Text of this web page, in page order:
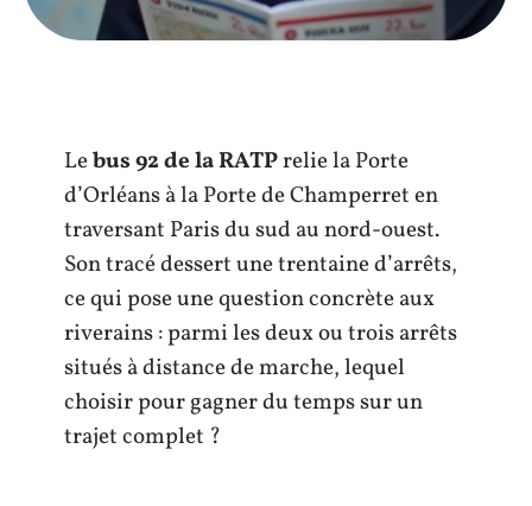
Lebus 92 de la RATPrelie la Porte
d’Orléans à la Porte de Champerret en
traversant Paris du sud au nord-ouest.
Son tracé dessert une trentaine d’arrêts,
ce qui pose une question concrète aux
riverains : parmi les deux ou trois arrêts
situés à distance de marche, lequel
choisir pour gagner du temps sur un
trajet complet ?